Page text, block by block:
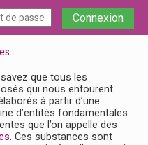
Connexion
que tous les
qui nous entourent
à partir d’une
d’entités fondamentales
que l’on appelle des
. Ces substances sont